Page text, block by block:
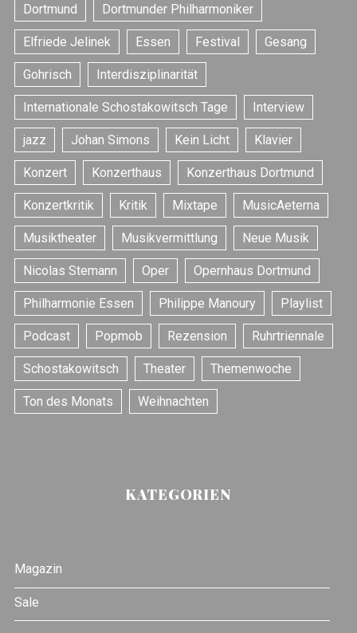
Dortmund Dortmunder Philharmoniker
Elfriede Jelinek Essen Festival Gesang
Gohrisch Interdisziplinarität
Internationale Schostakowitsch Tage Interview
jazz Johan Simons Kein Licht Klavier
Konzert Konzerthaus Konzerthaus Dortmund
Konzertkritik Kritik Mixtape MusicAeterna
Musiktheater Musikvermittlung Neue Musik
Nicolas Stemann Oper Opernhaus Dortmund
Philharmonie Essen Philippe Manoury Playlist
Podcast Popmob Rezension Ruhrtriennale
Schostakowitsch Theater Themenwoche
Ton des Monats Weihnachten
KATEGORIEN
Magazin
Sale